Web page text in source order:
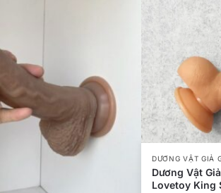
DƯƠNG VẬT GIẢ
Dương Vật
Lovetoy King